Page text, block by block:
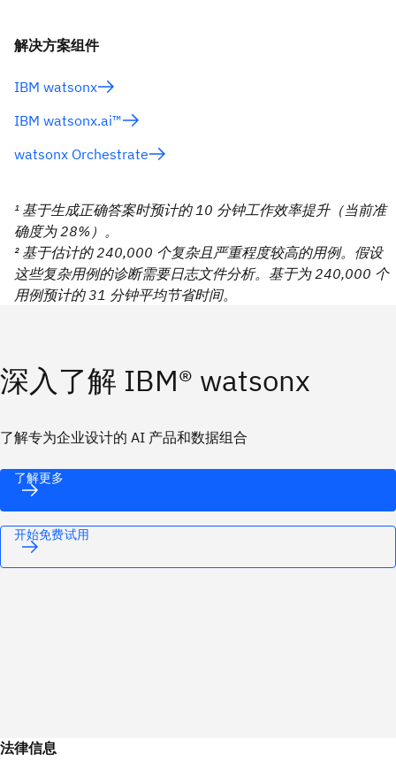
解决方案组件
IBM watsonx
IBM watsonx.ai™
watsonx Orchestrate
¹ 基于生成正确答案时预计的 10 分钟工作效率提升（当前准
确度为 28%）。
² 基于估计的 240,000 个复杂且严重程度较高的用例。假设
这些复杂用例的诊断需要日志文件分析。基于为 240,000 个
用例预计的 31 分钟平均节省时间。
深入了解 IBM® watsonx
了解专为企业设计的 AI 产品和数据组合
了解更多
开始免费试用
法律信息